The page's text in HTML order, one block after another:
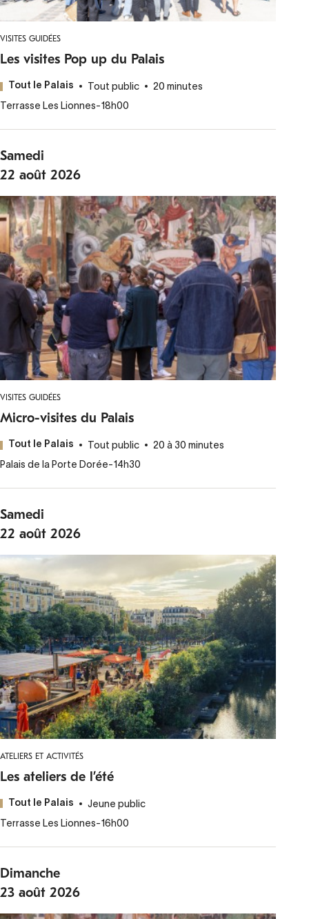
VISITES GUIDÉES
Les visites Pop up du Palais
Tout le Palais Tout public
20 minutes
Terrasse Les Lionnes-18h00
Samedi
22 août 2026
VISITES GUIDÉES
Micro-visites du Palais
Tout le Palais Tout public
20 à 30 minutes
Palais de la Porte Dorée-14h30
Samedi
22 août 2026
ATELIERS ET ACTIVITÉS
Les ateliers de l’été
Tout le Palais
Jeune public
Terrasse Les Lionnes-16h00
Dimanche
23 août 2026